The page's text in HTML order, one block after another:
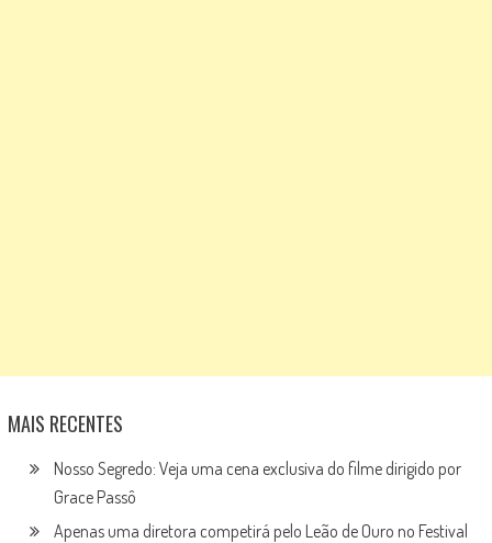
MAIS RECENTES
Nosso Segredo: Veja uma cena exclusiva do filme dirigido por
Grace Passô
Apenas uma diretora competirá pelo Leão de Ouro no Festival